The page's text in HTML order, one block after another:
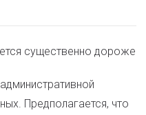
существенно дороже
Предполагается, что